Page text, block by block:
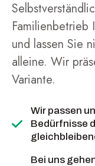
Familienbetrieb
und lassen Sie
alleine. Wir
Variante.
Wir passen
Bedürfnisse
Bei uns